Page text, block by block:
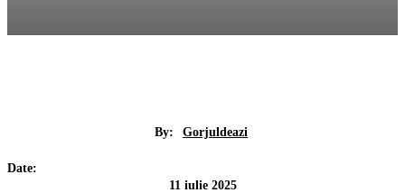
By: Gorjuldeazi
Date:
11 iulie 2025